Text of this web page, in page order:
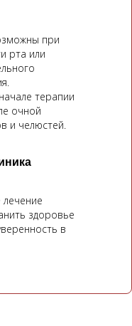
здоровье
в
при
рта или
терапии
очной
и челюстей.